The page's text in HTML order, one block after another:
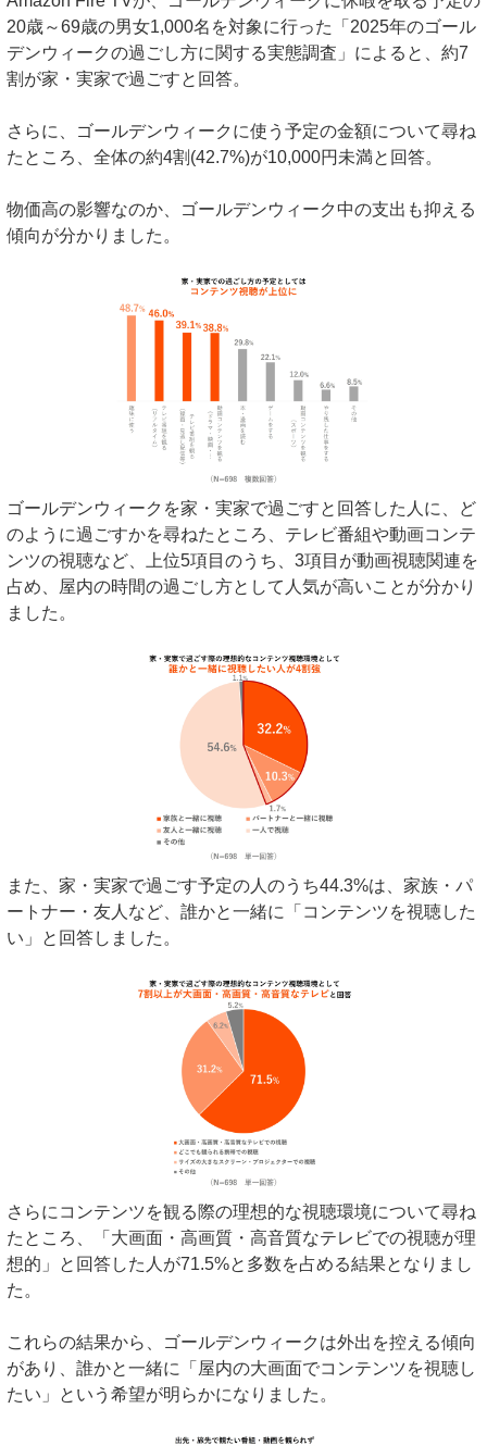
20歳～69歳の男女1,000名を対象に行った「2025年のゴール
デンウィークの過ごし方に関する実態調査」によると、約7
割が家・実家で過ごすと回答。
さらに、ゴールデンウィークに使う予定の金額について尋ね
たところ、全体の約4割(42.7%)が10,000円未満と回答。
物価高の影響なのか、ゴールデンウィーク中の支出も抑える
傾向が分かりました。
ゴールデンウィークを家・実家で過ごすと回答した人に、ど
のように過ごすかを尋ねたところ、テレビ番組や動画コンテ
ンツの視聴など、上位5項目のうち、3項目が動画視聴関連を
占め、屋内の時間の過ごし方として人気が高いことが分かり
ました。
また、家・実家で過ごす予定の人のうち44.3%は、家族・パ
ートナー・友人など、誰かと一緒に「コンテンツを視聴した
い」と回答しました。
さらにコンテンツを観る際の理想的な視聴環境について尋ね
たところ、「大画面・高画質・高音質なテレビでの視聴が理
想的」と回答した人が71.5%と多数を占める結果となりまし
た。
これらの結果から、ゴールデンウィークは外出を控える傾向
があり、誰かと一緒に「屋内の大画面でコンテンツを視聴し
たい」という希望が明らかになりました。